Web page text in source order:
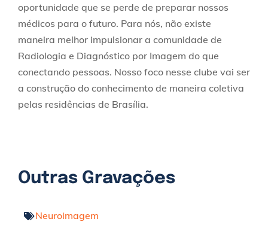
oportunidade que se perde de preparar nossos
médicos para o futuro. Para nós, não existe
maneira melhor impulsionar a comunidade de
Radiologia e Diagnóstico por Imagem do que
conectando pessoas. Nosso foco nesse clube vai ser
a construção do conhecimento de maneira coletiva
pelas residências de Brasília.
Outras Gravações
Neuroimagem